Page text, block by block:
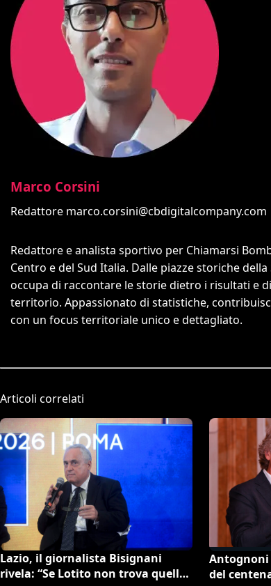
Marco Corsini
Redattore marco.corsini@cbdigitalcompany.com
Redattore e analista sportivo per Chiamarsi
Centro e del Sud Italia. Dalle piazze storiche
occupa di raccontare le storie dietro i risultati e
territorio. Appassionato di statistiche,
con un focus territoriale unico e dettagliato.
Articoli correlati
Lazio, il giornalista Bisignani
rivela: “Se Lotito non trova quella
Antognoni
del